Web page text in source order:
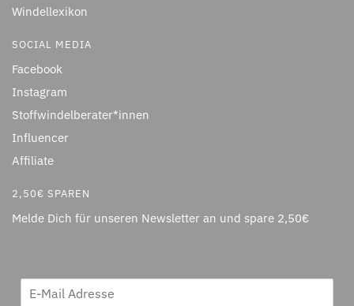
Windellexikon
SOCIAL MEDIA
Facebook
Instagram
Stoffwindelberater*innen
Influencer
Affiliate
2,50€ SPAREN
Melde Dich für unseren Newsletter an und spare 2,50€